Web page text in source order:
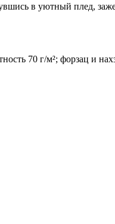
в уютный плед,
70 г/м²; форзац и